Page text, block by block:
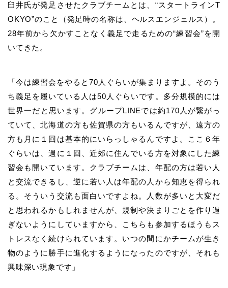
臼井氏が発足させたクラブチームとは、“スタートラインT
OKYO”のこと（発足時の名称は、 ヘルスエンジェルス ）。
28年前から欠かすことなく義足で走るための“練習会”を開
いてきた。
「今は練習会をやると70人ぐらいが集まりますよ。そのう
ち義足を履いている人は50人ぐらいです。多分規模的には
世界一だと思います。グループLINEでは約170人が繋がっ
ていて、北海道の方も佐賀県の方もいるんですが、遠方の
方も月に１回は基本的にいらっしゃるんですよ。ここ６年
ぐらいは、週に１回、近郊に住んでいる方を対象にした練
習会も開いています。クラブチームは、年配の方は若い人
と交流できるし、逆に若い人は年配の人から知恵を得られ
る。そういう交流も面白いですよね。人数が多いと大変だ
と思われるかもしれませんが、規制や決まりごとを作り過
ぎないようにしていますから、こちらも参加するほうもス
トレスなく続けられています。いつの間にかチームが生き
物のように勝手に進化するようになったのですが、それも
興味深い現象です」